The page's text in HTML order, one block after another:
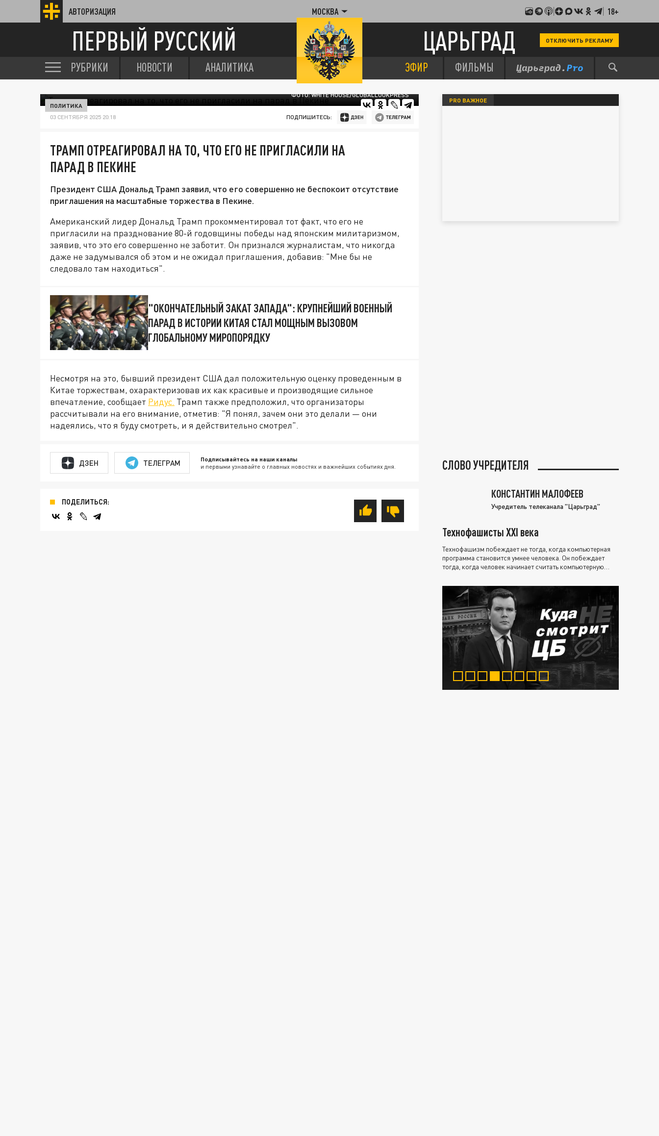
АВТОРИЗАЦИЯ МОСКВА 18+
ПЕРВЫЙ РУССКИЙ ЦАРЬГРАД ОТКЛЮЧИТЬ РЕКЛАМУ
РУБРИКИ НОВОСТИ АНАЛИТИКА ЭФИР ФИЛЬМЫ
ФОТО: WHITE HOUSE/GLOBALLOOKPRESS
ПОЛИТИКА
03 СЕНТЯБРЯ 2025 20:18 ПОДПИШИТЕСЬ:
ТРАМП ОТРЕАГИРОВАЛ НА ТО, ЧТО ЕГО НЕ ПРИГЛАСИЛИ НА
ПАРАД В ПЕКИНЕ
Президент США Дональд Трамп заявил, что его совершенно не беспокоит отсутствие
приглашения на масштабные торжества в Пекине.
Американский лидер Дональд Трамп прокомментировал тот факт, что его не
пригласили на празднование 80-й годовщины победы над японским милитаризмом,
заявив, что это его совершенно не заботит. Он признался журналистам, что никогда
даже не задумывался об этом и не ожидал приглашения, добавив: "Мне бы не
следовало там находиться".
"ОКОНЧАТЕЛЬНЫЙ ЗАКАТ ЗАПАДА": КРУПНЕЙШИЙ ВОЕННЫЙ
ПАРАД В ИСТОРИИ КИТАЯ СТАЛ МОЩНЫМ ВЫЗОВОМ
ГЛОБАЛЬНОМУ МИРОПОРЯДКУ
Несмотря на это, бывший президент США дал положительную оценку проведенным в
Китае торжествам, охарактеризовав их как красивые и производящие сильное
впечатление, сообщает Ридус. Трамп также предположил, что организаторы
рассчитывали на его внимание, отметив: "Я понял, зачем они это делали — они
надеялись, что я буду смотреть, и я действительно смотрел".
ДЗЕН ТЕЛЕГРАМ Подписывайтесь на наши каналы
и первыми узнавайте о главных новостях и важнейших событиях дня.
ПОДЕЛИТЬСЯ:
PRO ВАЖНОЕ
СЛОВО УЧРЕДИТЕЛЯ
КОНСТАНТИН МАЛОФЕЕВ
Учредитель телеканала "Царьград"
Технофашисты XXI века
Технофашизм побеждает не тогда, когда компьютерная
программа становится умнее человека. Он побеждает
тогда, когда человек начинает считать компьютерную